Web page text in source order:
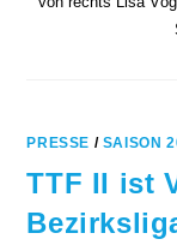
PRESSE / SAISON
TTF II ist